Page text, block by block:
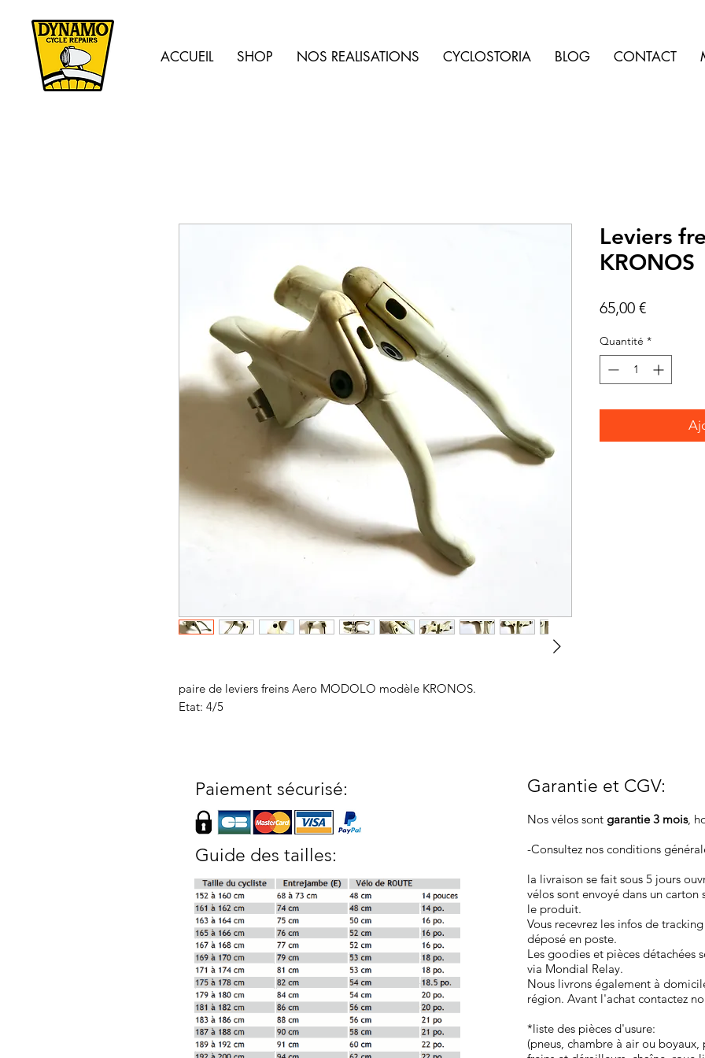
ACCUEIL SHOP NOS REALISATIONS CYCLOSTORIA BLOG CONTACT
paire de leviers freins Aero MODOLO modèle KRONOS.
Etat: 4/5
Leviers
KRONOS
65,00 €Prix
Quantité *
Paiement sécurisé:
Guide des tailles:
Garantie et CGV:
Nos vélos sont garantie 3 mois,
-Consultez nos conditions
la livraison se fait sous 5 jours
vélos sont envoyé dans un
le produit.
Vous recevrez les infos de
déposé en poste.
Les goodies et pièces détachées
via Mondial Relay.
Nous livrons également à
région. Avant l'achat contactez
*liste des pièces d'usure:
(pneus, chambre à air ou